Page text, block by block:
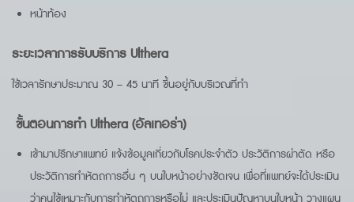
หน้าท้อง
ระยะเวลาการรับบริการ Ulthera
ใช้เวลารักษาประมาณ 30 – 45 นาที ขึ้นอยู่กับบริเวณที่ทำ
ขั้นตอนการทำ Ulthera (อัลเทอร่า)
เข้ามาปรึกษาแพทย์ แจ้งข้อมูลเกี่ยวกับโรคประจำตัว ประวัติการผ่าตัด หรือ
ประวัติการทำหัตถการอื่น ๆ บนใบหน้าอย่างชัดเจน เพื่อที่แพทย์จะได้ประเมิน